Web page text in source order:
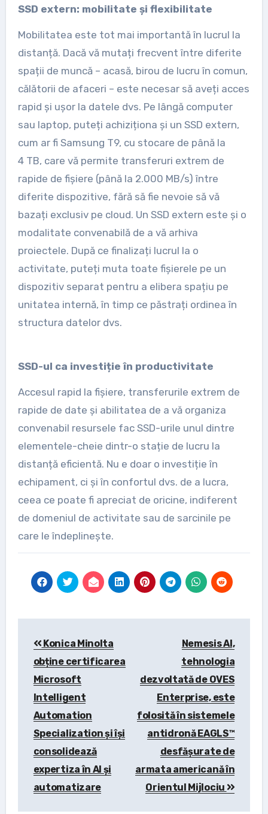
SSD extern: mobilitate și flexibilitate
Mobilitatea este tot mai importantă în lucrul la
distanță. Dacă vă mutați frecvent între diferite
spații de muncă – acasă, birou de lucru în comun,
călătorii de afaceri – este necesar să aveți acces
rapid și ușor la datele dvs. Pe lângă computer
sau laptop, puteți achiziționa și un SSD extern,
cum ar fi Samsung T9, cu stocare de până la
4 TB, care vă permite transferuri extrem de
rapide de fișiere (până la 2.000 MB/s) între
diferite dispozitive, fără să fie nevoie să vă
bazați exclusiv pe cloud. Un SSD extern este și o
modalitate convenabilă de a vă arhiva
proiectele. După ce finalizați lucrul la o
activitate, puteți muta toate fișierele pe un
dispozitiv separat pentru a elibera spațiu pe
unitatea internă, în timp ce păstrați ordinea în
structura datelor dvs.
SSD-ul ca investiție în productivitate
Accesul rapid la fișiere, transferurile extrem de
rapide de date și abilitatea de a vă organiza
convenabil resursele fac SSD-urile unul dintre
elementele-cheie dintr-o stație de lucru la
distanță eficientă. Nu e doar o investiție în
echipament, ci și în confortul dvs. de a lucra,
ceea ce poate fi apreciat de oricine, indiferent
de domeniul de activitate sau de sarcinile pe
care le îndeplinește.
navigation
Konica Minolta
obține certificarea
Microsoft
Intelligent
Automation
Specialization și își
consolidează
expertiza în AI și
automatizare
Nemesis AI,
tehnologia
dezvoltată de OVES
Enterprise, este
folosită în sistemele
antidronă EAGLS™
desfășurate de
armata americană în
Orientul Mijlociu